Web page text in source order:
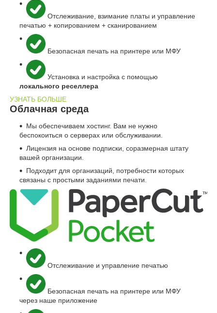
Отслеживание, взимание платы и управление
печатью + копированием + сканированием
Безопасная печать на принтере или МФУ
Установка и настройка с помощью
локального реселлера
УЗНАТЬ БОЛЬШЕ
Облачная среда
Мы обеспечиваем хостинг. Вам не нужно
беспокоиться о серверах или обслуживании.
Лицензия на основе подписки, соразмерная штату
вашей организации.
Подходит для организаций, потребности которых
связаны с простыми заданиями печати.
Отслеживание и управление печатью
Безопасная печать на принтере или МФУ
через наше приложение